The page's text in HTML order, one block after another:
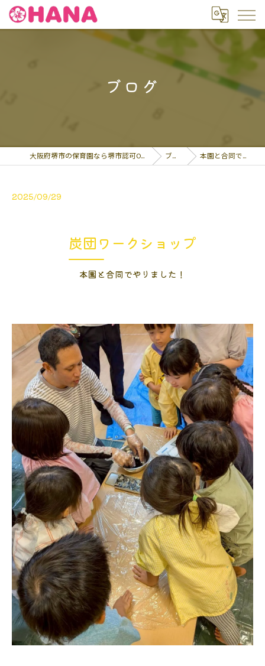
ブログ
大阪府堺市の保育園なら堺市認可OHANA保育園 ブログ 本園と合同でやりま…
2025/09/29
炭団ワークショップ
本園と合同でやりました！